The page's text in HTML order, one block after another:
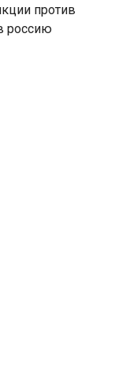
против
россию